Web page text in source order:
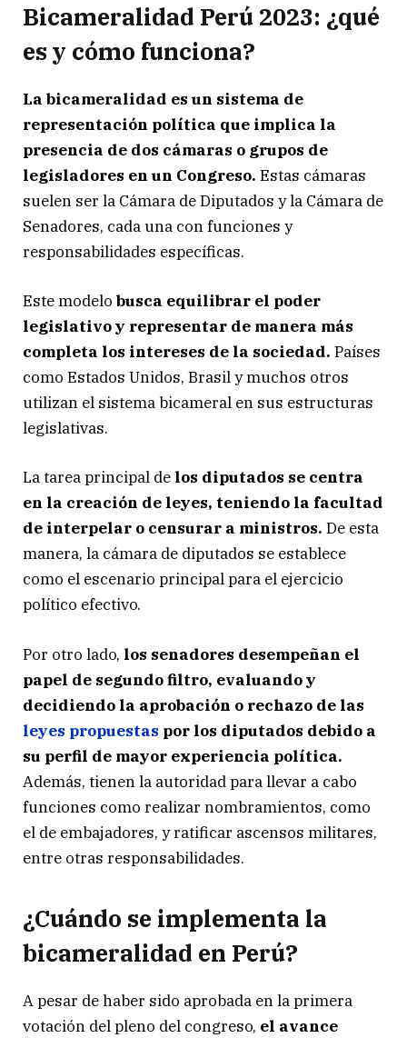
Bicameralidad Perú 2023: ¿qué
es y cómo funciona?
La bicameralidad es un sistema de
representación política que implica la
presencia de dos cámaras o grupos de
legisladores en un Congreso. Estas cámaras
suelen ser la Cámara de Diputados y la Cámara de
Senadores, cada una con funciones y
responsabilidades específicas.
Este modelo busca equilibrar el poder
legislativo y representar de manera más
completa los intereses de la sociedad. Países
como Estados Unidos, Brasil y muchos otros
utilizan el sistema bicameral en sus estructuras
legislativas.
La tarea principal de los diputados se centra
en la creación de leyes, teniendo la facultad
de interpelar o censurar a ministros. De esta
manera, la cámara de diputados se establece
como el escenario principal para el ejercicio
político efectivo.
Por otro lado, los senadores desempeñan el
papel de segundo filtro, evaluando y
decidiendo la aprobación o rechazo de las
leyes propuestas por los diputados debido a
su perfil de mayor experiencia política.
Además, tienen la autoridad para llevar a cabo
funciones como realizar nombramientos, como
el de embajadores, y ratificar ascensos militares,
entre otras responsabilidades.
¿Cuándo se implementa la
bicameralidad en Perú?
A pesar de haber sido aprobada en la primera
votación del pleno del congreso, el avance